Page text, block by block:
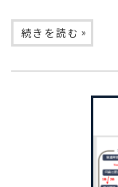
続きを読む »